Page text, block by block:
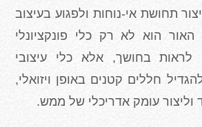
תחושת אי-נוחות ולפגוע בעיצוב
הוא לא רק כלי פונקציונלי
לראות בחושך, אלא כלי עיצובי
חללים קטנים באופן ויזואלי,
וליצור עומק אדריכלי של ממש.